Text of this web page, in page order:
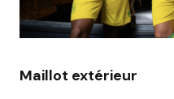
Maillot extérieur